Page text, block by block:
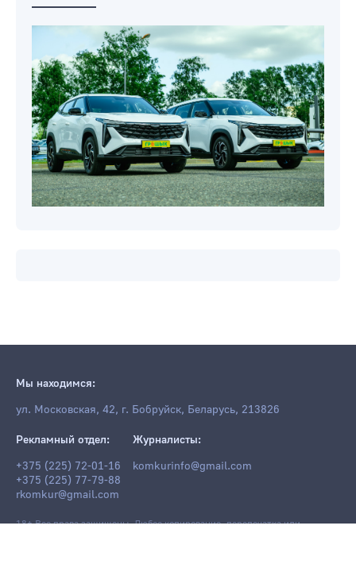
Мы находимся:
ул. Московская, 42, г. Бобруйск, Беларусь, 213826
Рекламный отдел:
+375 (225) 72-01-16
+375 (225) 77-79-88
rkomkur@gmail.com
Журналисты:
komkurinfo@gmail.com
18+ Все права защищены. Любое копирование, перепечатка или